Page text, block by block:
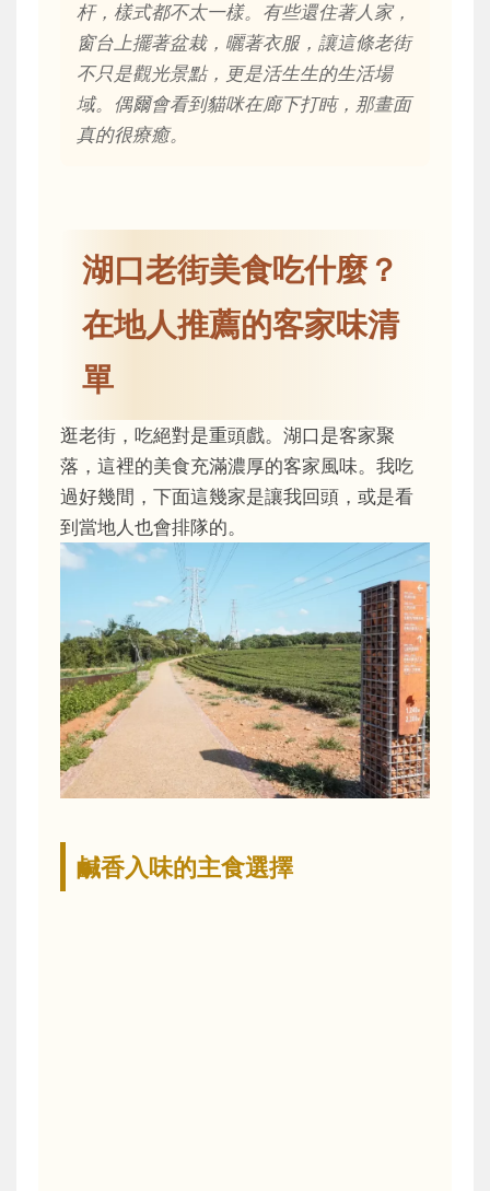
杆，樣式都不太一樣。有些還住著人家，
窗台上擺著盆栽，曬著衣服，讓這條老街
不只是觀光景點，更是活生生的生活場
域。偶爾會看到貓咪在廊下打盹，那畫面
真的很療癒。
湖口老街美食吃什麼？
在地人推薦的客家味清
單
逛老街，吃絕對是重頭戲。湖口是客家聚
落，這裡的美食充滿濃厚的客家風味。我吃
過好幾間，下面這幾家是讓我回頭，或是看
到當地人也會排隊的。
鹹香入味的主食選擇